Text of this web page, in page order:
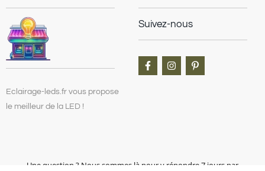
Eclairage-leds.fr vous propose
le meilleur de la LED !
Suivez-nous
Une question ? Nous sommes là pour y répondre 7 jours par